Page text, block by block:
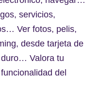
servicios,
Ver fotos, pelis,
desde tarjeta de
Valora tu
del